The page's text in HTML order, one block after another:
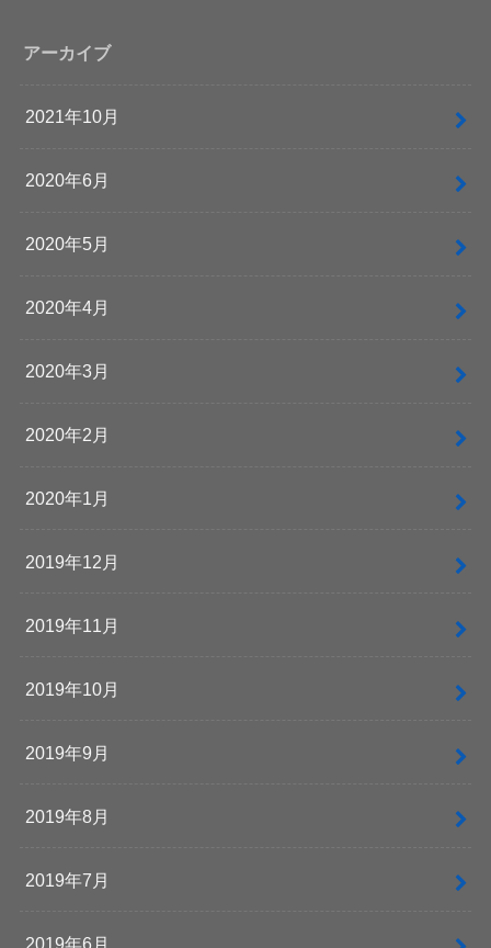
アーカイブ
2021年10月
2020年6月
2020年5月
2020年4月
2020年3月
2020年2月
2020年1月
2019年12月
2019年11月
2019年10月
2019年9月
2019年8月
2019年7月
2019年6月